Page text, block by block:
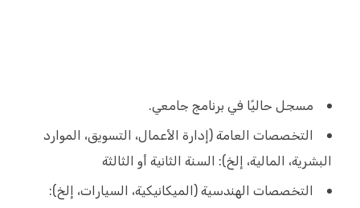
مسجل حاليًا في برنامج جامعي.
التخصصات العامة (إدارة الأعمال، التسويق، الموارد
البشرية، المالية، إلخ): السنة الثانية أو الثالثة
التخصصات الهندسية (الميكانيكية، السيارات، إلخ):